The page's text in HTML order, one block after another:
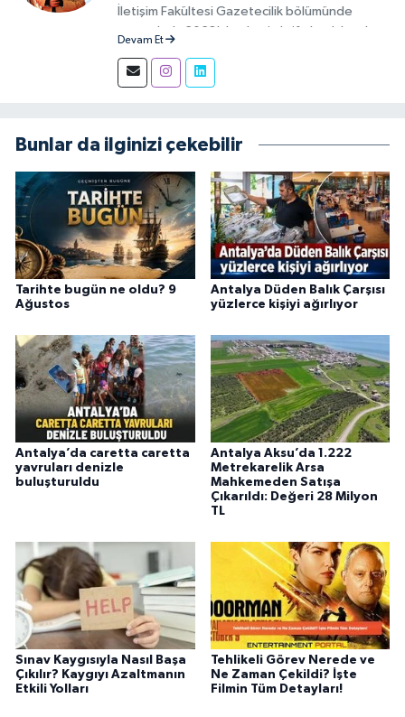
İletişim Fakültesi Gazetecilik bölümünde
tamamladı. 2023'den beri aktif olarak basılı,
aşamalarında muhabir ve editör olarak görev
alıyor.
Devam Et
Bunlar da ilginizi çekebilir
Tarihte bugün ne oldu? 9
Ağustos
Antalya Düden Balık Çarşısı
yüzlerce kişiyi ağırlıyor
Antalya’da caretta caretta
yavruları denizle
buluşturuldu
Antalya Aksu’da 1.222
Metrekarelik Arsa
Mahkemeden Satışa
Çıkarıldı: Değeri 28 Milyon
TL
Sınav Kaygısıyla Nasıl Başa
Çıkılır? Kaygıyı Azaltmanın
Etkili Yolları
Tehlikeli Görev Nerede ve
Ne Zaman Çekildi? İşte
Filmin Tüm Detayları!